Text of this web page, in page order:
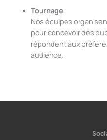
Tournage
Nos équipes
pour concevoir des
répondent aux
audience.